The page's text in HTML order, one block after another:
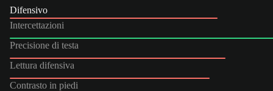
Difensivo
Intercettazioni
Precisione di testa
Lettura difensiva
Contrasto in piedi